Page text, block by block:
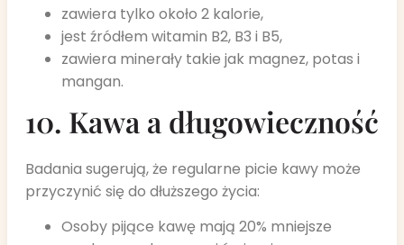
zawiera tylko około 2 kalorie,
jest źródłem witamin B2, B3 i B5,
zawiera minerały takie jak magnez, potas i
mangan.
10. Kawa a długowieczność
Badania sugerują, że regularne picie kawy może
przyczynić się do dłuższego życia:
Osoby pijące kawę mają 20% mniejsze